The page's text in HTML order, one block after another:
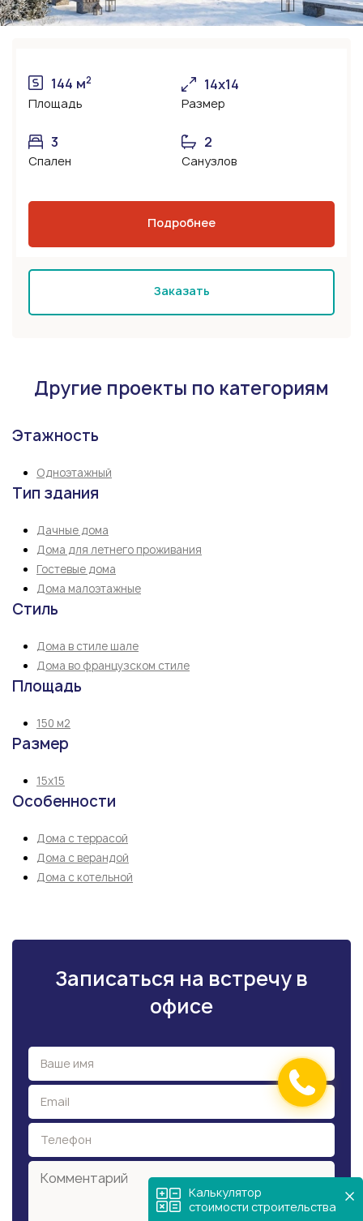
Калькулятор
стоимости строительства
144 м2
Площадь
14х14
Размер
3
Спален
2
Санузлов
Подробнее
Заказать
Другие проекты по категориям
Этажность
Одноэтажный
Тип здания
Дачные дома
Дома для летнего проживания
Гостевые дома
Дома малоэтажные
Стиль
Дома в стиле шале
Дома во французском стиле
Площадь
150 м2
Размер
15х15
Особенности
Дома с террасой
Дома с верандой
Дома с котельной
Записаться на встречу в
офисе